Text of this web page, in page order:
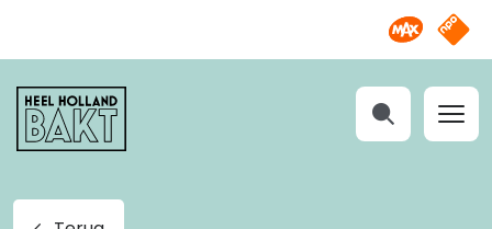
Omroep
NPO
Heel
Holland
Bakt